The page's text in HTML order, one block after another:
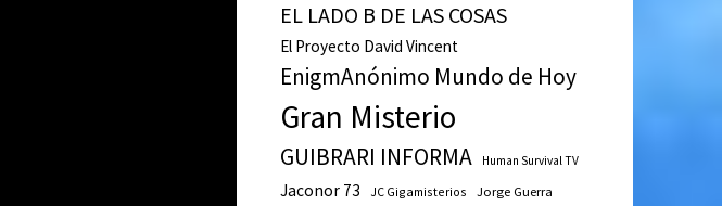
EL LADO B DE LAS COSAS
El Proyecto David Vincent
EnigmAnónimo Mundo de Hoy
Gran Misterio
GUIBRARI INFORMA Human Survival TV
Jaconor 73 JC Gigamisterios Jorge Guerra